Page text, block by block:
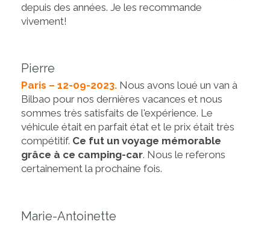
depuis des années. Je les recommande
vivement!
Pierre
Paris – 12-09-2023. Nous avons loué un van à
Bilbao pour nos dernières vacances et nous
sommes très satisfaits de l'expérience. Le
véhicule était en parfait état et le prix était très
compétitif. Ce fut un voyage mémorable
grâce à ce camping-car. Nous le referons
certainement la prochaine fois.
Marie-Antoinette